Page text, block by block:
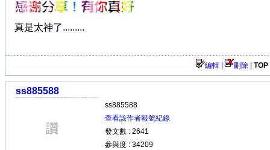
真是太神了.........
編輯 | 刪除 TOP
ss885588
ss885588
查看該作者報號紀錄
發文數 : 2641
參與度 : 34209